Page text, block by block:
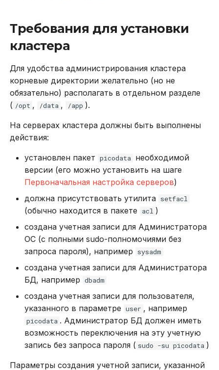
DROP TABLE
EXPLAIN
INSERT
REVOKE
TRUNCATE TABLE
UPDATE
VALUES
Требования для установки
кластера
Для удобства администрирования кластера
корневые директории желательно (но не
обязательно) располагать в отдельном разделе
( /opt , /data , /app ).
На серверах кластера должны быть выполнены
действия:
установлен пакет picodata необходимой
версии (его можно установить на шаге
Первоначальная настройка серверов)
должна присутствовать утилита setfacl
(обычно находится в пакете acl )
создана учетная записи для Администратора
ОС (с полными sudo-полномочиями без
запроса пароля), например
sysadm
создана учетная записи для Администратора
БД, например dbadm
создана учетная записи для пользователя,
указанного в параметре user , например
picodata . Администратор БД должен иметь
возможность переключения на эту учетную
запись без запроса пароля ( sudo -su picodata )
Параметры создания учетной записи, указанной